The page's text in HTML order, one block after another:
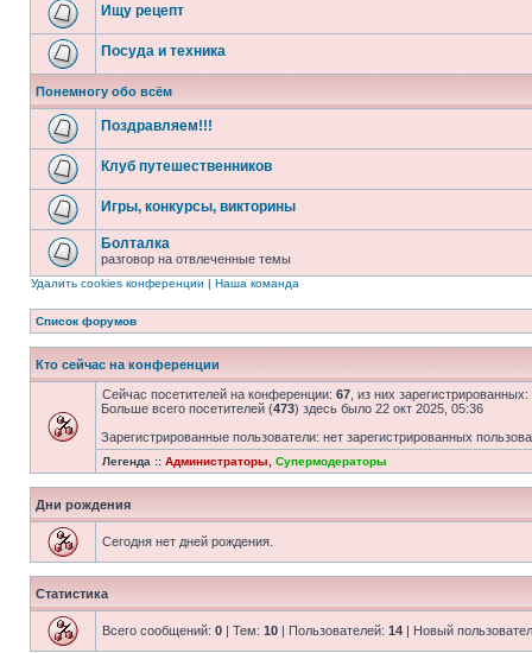
Ищу рецепт
Посуда и техника
Понемногу обо всём
Поздравляем!!!
Клуб путешественников
Игры, конкурсы, викторины
Болталка
разговор на отвлеченные темы
Удалить cookies конференции | Наша команда
Список форумов
Кто сейчас на конференции
Сейчас посетителей на конференции: 67 , из них
Больше всего посетителей (473) здесь было 22 окт 2025, 05:36
Зарегистрированные пользователи: нет зарегистрированных
Легенда :: Администраторы Супермодераторы
Дни рождения
Сегодня нет дней рождения.
Статистика
Всего сообщений: 0 | Тем: 10 | Пользователей: 14 | Новый